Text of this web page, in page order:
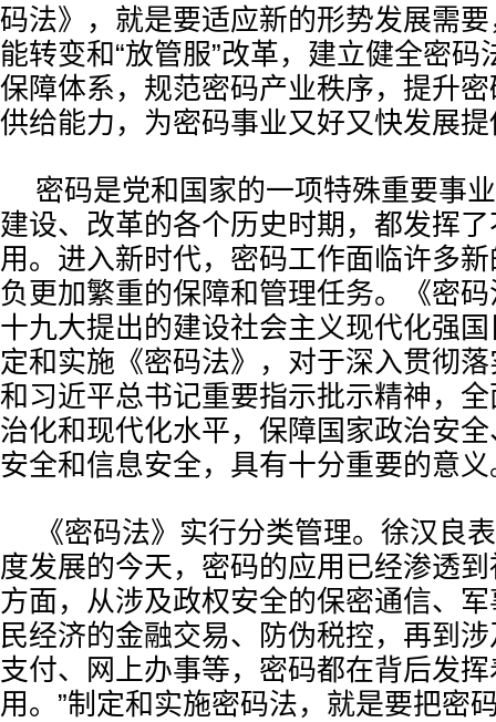
码法》，就是要适应新的形势发展需
能转变和“放管服”改革，建立健全密码
保障体系，规范密码产业秩序，提升
供给能力，为密码事业又好又快发展
密码是党和国家的一项特殊重要事
建设、改革的各个历史时期，都发挥
用。进入新时代，密码工作面临许多
负更加繁重的保障和管理任务。《密
十九大提出的建设社会主义现代化强
定和实施《密码法》，对于深入贯彻
和习近平总书记重要指示批示精神，
治化和现代化水平，保障国家政治安
安全和信息安全，具有十分重要的意义
《密码法》实行分类管理。徐汉良
度发展的今天，密码的应用已经渗透
方面，从涉及政权安全的保密通信、
民经济的金融交易、防伪税控，再到
支付、网上办事等，密码都在背后发
用。”制定和实施密码法，就是要把密